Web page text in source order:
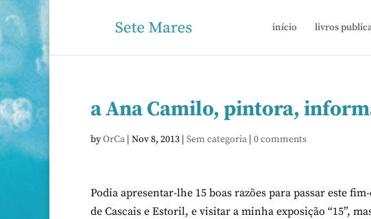
início livros
a Ana Camilo, pintora,
byOrCa | Nov 8, 2013 | Sem categoria | 0 comments
Podia apresentar-lhe 15 boas razões para passar este
de Cascais e Estoril, e visitar a minha exposição “15”,